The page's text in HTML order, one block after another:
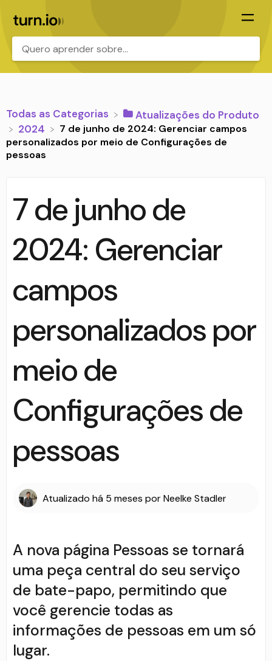
Todas as Categorias
​Atualizações do Produto
​2024
7 de junho de 2024: Gerenciar campos
personalizados por meio de Configurações de
pessoas
7 de junho de
2024: Gerenciar
campos
personalizados por
meio de
Configurações de
pessoas
Atualizado há 5 meses porNeelke Stadler
A nova página Pessoas se tornará
uma peça central do seu serviço
de bate-papo, permitindo que
você gerencie todas as
informações de pessoas em um só
lugar.
.